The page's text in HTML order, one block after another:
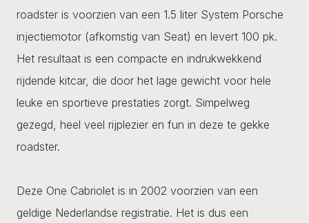
roadster is voorzien van een 1.5 liter System Porsche
injectiemotor (afkomstig van Seat) en levert 100 pk.
Het resultaat is een compacte en indrukwekkend
rijdende kitcar, die door het lage gewicht voor hele
leuke en sportieve prestaties zorgt. Simpelweg
gezegd, heel veel rijplezier en fun in deze te gekke
roadster.
Deze One Cabriolet is in 2002 voorzien van een
geldige Nederlandse registratie. Het is dus een